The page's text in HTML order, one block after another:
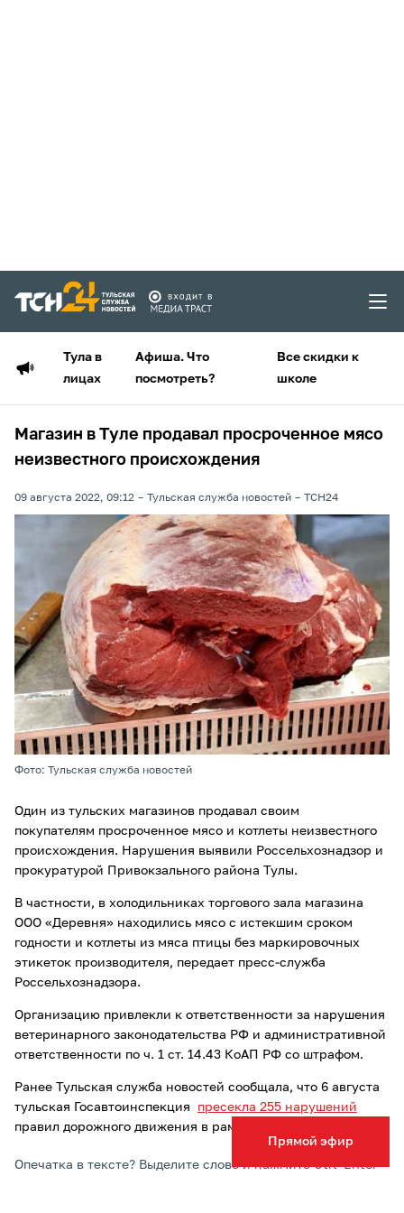
Тула в
лицах
Афиша. Что
посмотреть?
Все скидки к
школе
Прямой эфир
Магазин в Туле продавал просроченное мясо
неизвестного происхождения
09 августа 2022, 09:12 Тульская служба новостей ТСН24
Фото: Тульская служба новостей
Один из тульских магазинов продавал своим
покупателям просроченное мясо и котлеты неизвестного
происхождения. Нарушения выявили Россельхознадзор и
прокуратурой Привокзального района Тулы.
В частности, в холодильниках торгового зала магазина
ООО «Деревня» находились мясо с истекшим сроком
годности и котлеты из мяса птицы без маркировочных
этикеток производителя, передает пресс-служба
Россельхознадзора.
Организацию привлекли к ответственности за нарушения
ветеринарного законодательства РФ и административной
ответственности по ч. 1 ст. 14.43 КоАП РФ со штрафом.
Ранее Тульская служба новостей сообщала, что 6 августа
тульская Госавтоинспекция пресекла 255 нарушений
правил дорожного движения в рамках рейда «Кольцо».
Опечатка в тексте? Выделите слово и нажмите Ctrl+Enter